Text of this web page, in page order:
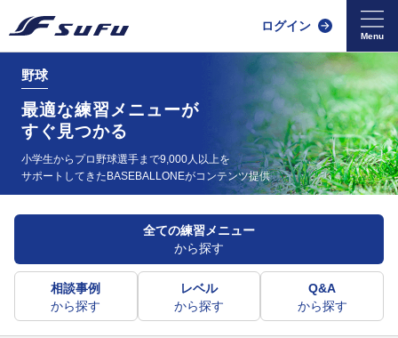
ログイン
野球
最適な練習メニューが
すぐ見つかる
小学生からプロ野球選手まで9,000人以上を
サポートしてきた BASEBALLONEがコンテンツ提供
全ての練習メニュー
から探す
相談事例
から探す
レベル
から探す
Q&A
から探す